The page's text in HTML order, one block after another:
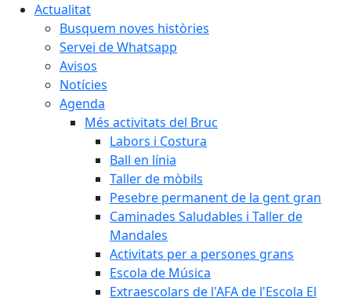
Actualitat
Busquem noves històries
Servei de Whatsapp
Avisos
Notícies
Agenda
Més activitats del Bruc
Labors i Costura
Ball en línia
Taller de mòbils
Pesebre permanent de la gent gran
Caminades Saludables i Taller de
Mandales
Activitats per a persones grans
Escola de Música
Extraescolars de l'AFA de l'Escola El